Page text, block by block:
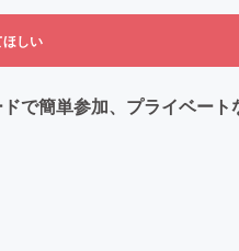
しい
で簡単参加、プライベー